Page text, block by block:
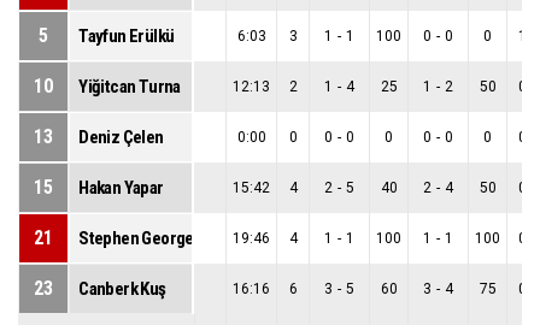
5 Tayfun Erülkü 6:03 3 1 - 1 100 0 - 0 0 1
10 Yiğitcan Turna 12:13 2 1 - 4 25 1 - 2 50 0
13 Deniz Çelen 0:00 0 0 - 0 0 0 - 0 0 0
15 Hakan Yapar 15:42 4 2 - 5 40 2 - 4 50 0
21 Stephen George Zack19:46 4 1 - 1 100 1 - 1 100 0
23 Canberk Kuş 16:16 6 3 - 5 60 3 - 4 75 0